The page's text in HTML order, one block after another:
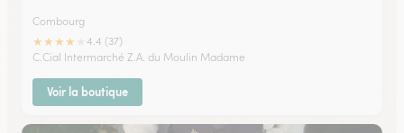
Combourg
★★★★
4.4 (37)
C.Cial Intermarché Z.A. du Moulin Madame
Voir la boutique